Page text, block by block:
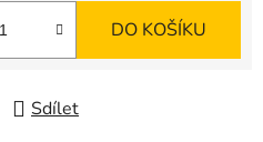
DO KOŠÍKU
Sdílet